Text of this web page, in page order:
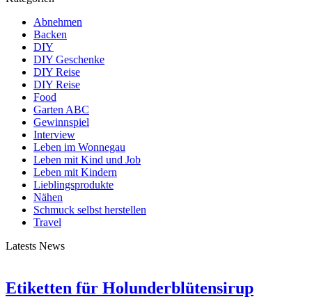
Abnehmen
Backen
DIY
DIY Geschenke
DIY Reise
DIY Reise
Food
Garten ABC
Gewinnspiel
Interview
Leben im Wonnegau
Leben mit Kind und Job
Leben mit Kindern
Lieblingsprodukte
Nähen
Schmuck selbst herstellen
Travel
Latests News
Etiketten für Holunderblütensirup